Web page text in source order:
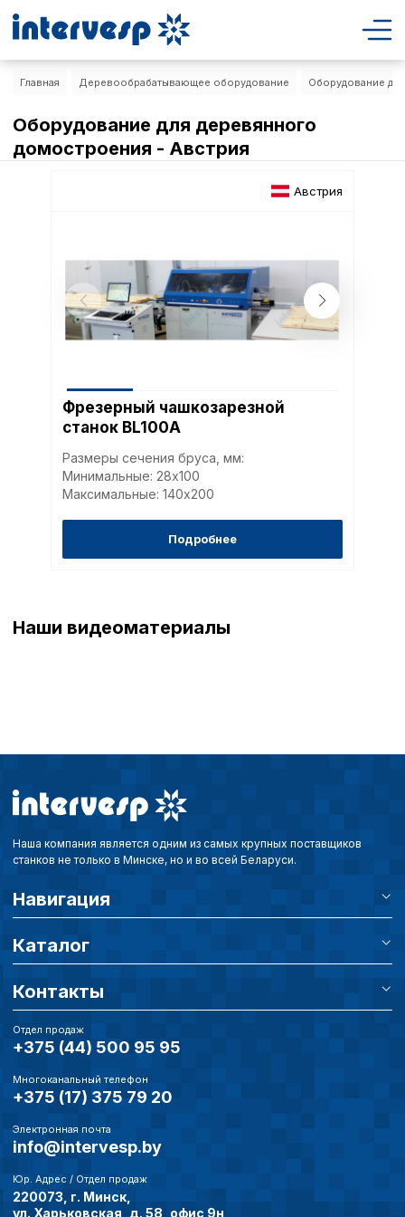
Главная Деревообрабатывающее оборудование Оборудование
Оборудование для деревянного
домостроения - Австрия
Австрия
Фрезерный чашкозарезной
станок BL100A
Размеры сечения бруса, мм:
Минимальные: 28х100
Максимальные: 140х200
Подробнее
Наши видеоматериалы
Наша компания является одним из самых крупных поставщиков
станков не только в Минске, но и во всей Беларуси.
Навигация
Каталог
Контакты
Отдел продаж
+375 (44) 500 95 95
Многоканальный телефон
+375 (17) 375 79 20
Электронная почта
info@intervesp.by
Юр. Адрес / Отдел продаж
220073, г. Минск,
ул. Харьковская, д. 58, офис 9н
Политика в
обработки сookies
Настройте параметры
каждого типа файлов
типа «технические
согласие) в любое
верхней части